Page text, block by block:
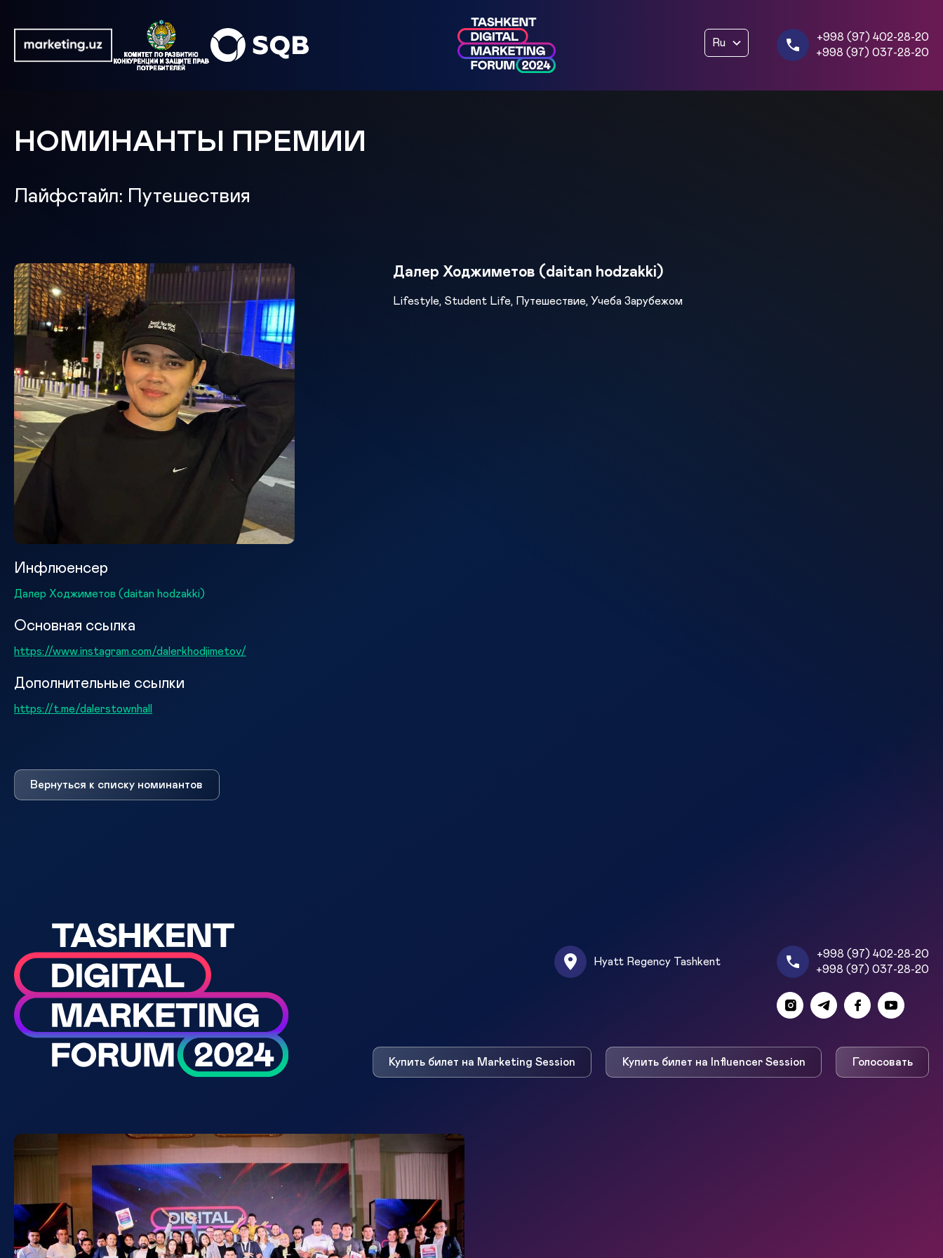
Ru
+998 (97) 402-28-20
+998 (97) 037-28-20
НОМИНАНТЫ ПРЕМИИ
Лайфстайл: Путешествия
Инфлюенсер
Далер Ходжиметов (daitan hodzakki)
Основная ссылка
https://www.instagram.com/dalerkhodjimetov/
Дополнительные ссылки
https://t.me/dalerstownhall
Далер Ходжиметов (daitan hodzakki)
Lifestyle, Student Life, Путешествие, Учеба Зарубежом
Вернуться к списку номинантов
Hyatt Regency Tashkent
+998 (97) 402-28-20
+998 (97) 037-28-20
Купить билет на Marketing Session Купить билет на Influencer Session Голосовать